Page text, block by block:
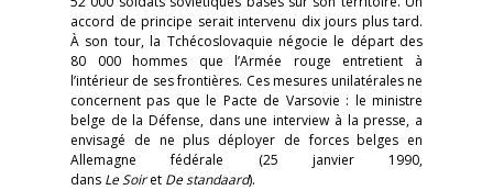
accord de principe serait intervenu dix jours plus tard.
À son tour, la Tchécoslovaquie négocie le départ des
80 000 hommes que l’Armée rouge entretient à
l’intérieur de ses frontières. Ces mesures unilatérales ne
concernent pas que le Pacte de Varsovie : le ministre
belge de la Défense, dans une interview à la presse, a
envisagé de ne plus déployer de forces belges en
Allemagne fédérale (25 janvier 1990,
dans Le Soiret De standaard).